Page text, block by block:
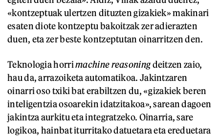
«kontzeptuak ulertzen dituzten gizakiek» makinari
esaten diote kontzeptu bakoitzak zer adierazten
duen, eta zer beste kontzeptutan oinarritzen den.
Teknologia horrimachine reasoningdeitzen zaio,
hau da, arrazoiketa automatikoa. Jakintzaren
oinarri oso txiki bat erabiltzen du, «gizakiek beren
inteligentzia osoarekin idatzitakoa», sarean dagoen
jakintza aurkitu eta integratzeko. Oinarria, sare
logikoa, hainbat iturritako datuetara eta ereduetara